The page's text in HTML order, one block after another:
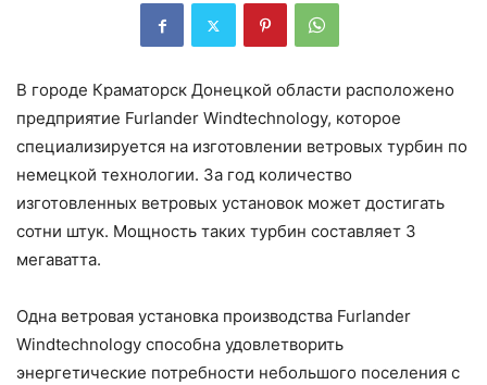
В городе Краматорск Донецкой области расположено
предприятие Furlander Windtechnology, которое
специализируется на изготовлении ветровых турбин по
немецкой технологии. За год количество
изготовленных ветровых установок может достигать
сотни штук. Мощность таких турбин составляет 3
мегаватта.
Одна ветровая установка производства Furlander
Windtechnology способна удовлетворить
энергетические потребности небольшого поселения с